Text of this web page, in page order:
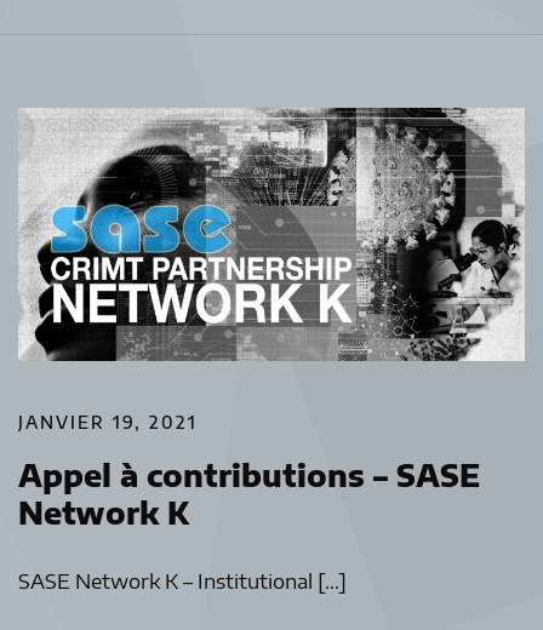
JANVIER 19, 2021
Appel à contributions – SASE
Network K
SASE Network K – Institutional […]